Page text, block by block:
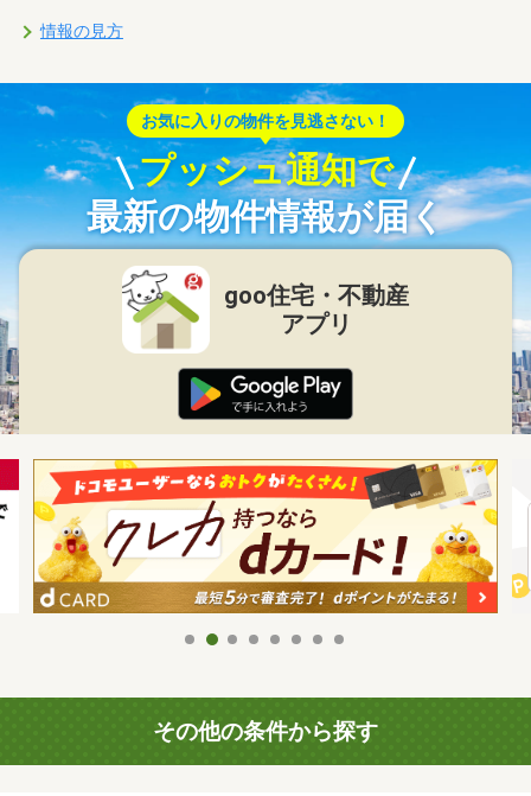
情報の見方
お気に入りの物件を見逃さない！
プッシュ通知で
最新の物件情報が届く
goo住宅・不動産
アプリ
その他の条件から探す